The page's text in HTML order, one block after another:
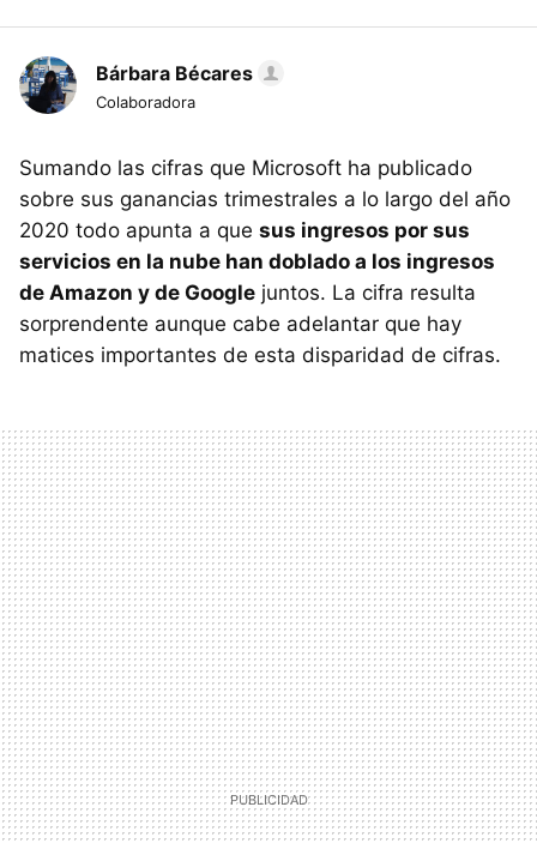
Bárbara Bécares
Colaboradora
Sumando las cifras que Microsoft ha publicado
sobre sus ganancias trimestrales a lo largo del año
2020 todo apunta a que sus ingresos por sus
servicios en la nube han doblado a los ingresos
de Amazon y de Google juntos. La cifra resulta
sorprendente aunque cabe adelantar que hay
matices importantes de esta disparidad de cifras.